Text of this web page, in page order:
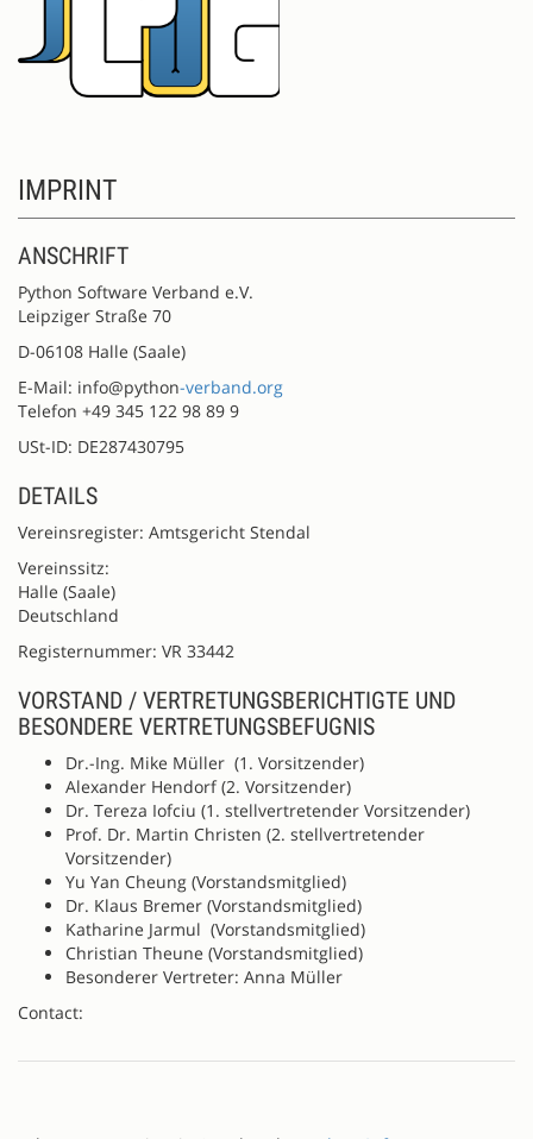
IMPRINT
ANSCHRIFT
Python Software Verband e.V.
Leipziger Straße 70
D-06108 Halle (Saale)
E-Mail: info@python-verband.org
Telefon +49 345 122 98 89 9
USt-ID: DE287430795
DETAILS
Vereinsregister: Amtsgericht Stendal
Vereinssitz:
Halle (Saale)
Deutschland
Registernummer: VR 33442
VORSTAND / VERTRETUNGSBERICHTIGTE UND
BESONDERE VERTRETUNGSBEFUGNIS
Dr.-Ing. Mike Müller (1. Vorsitzender)
Alexander Hendorf (2. Vorsitzender)
Dr. Tereza Iofciu (1. stellvertretender Vorsitzender)
Prof. Dr. Martin Christen (2. stellvertretender
Vorsitzender)
Yu Yan Cheung (Vorstandsmitglied)
Dr. Klaus Bremer (Vorstandsmitglied)
Katharine Jarmul (Vorstandsmitglied)
Christian Theune (Vorstandsmitglied)
Besonderer Vertreter: Anna Müller
Contact: